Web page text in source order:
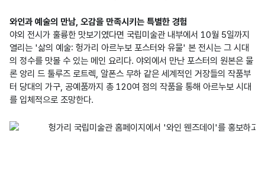
와인과 예술의 만남, 오감을 만족시키는 특별한 경험
야외 전시가 훌륭한 맛보기였다면 국립미술관 내부에서 10월 5일까지
열리는 '삶의 예술: 헝가리 아르누보 포스터와 유물' 본 전시는 그 시대
의 정수를 맛볼 수 있는 메인 요리다. 야외에서 만난 포스터의 원본은 물
론 앙리 드 툴루즈 로트렉, 알폰스 무하 같은 세계적인 거장들의 작품부
터 당대의 가구, 공예품까지 총 120여 점의 작품을 통해 아르누보 시대